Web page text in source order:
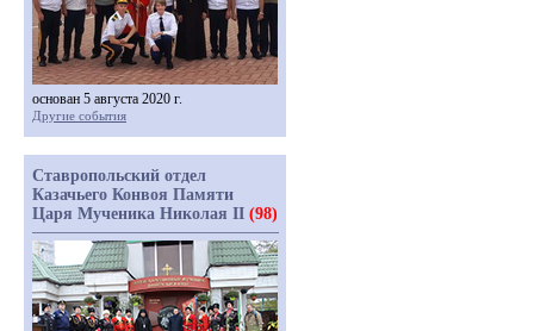
основан 5 августа 2020 г.
Другие события
Ставропольский отдел
Казачьего Конвоя Памяти
Царя Мученика Николая II (98)